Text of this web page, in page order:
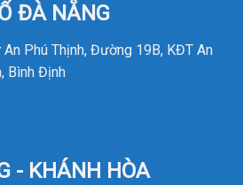
ĐÀ NẴNG
Phú Thịnh, Đường 19B, KĐT An
Bình Định
- KHÁNH HÒA